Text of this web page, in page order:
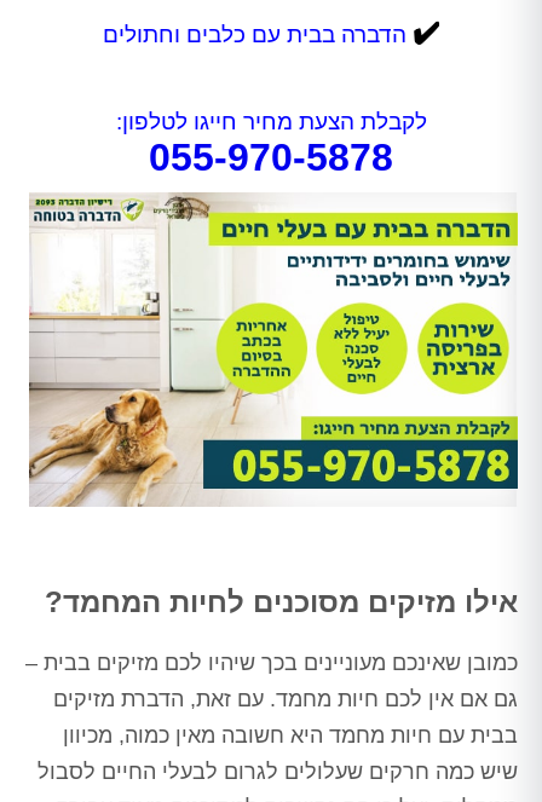
✔️ הדברה בבית עם כלבים וחתולים
לקבלת הצעת מחיר חייגו לטלפון:
055-970-5878
אילו מזיקים מסוכנים לחיות המחמד?
כמובן שאינכם מעוניינים בכך שיהיו לכם מזיקים בבית –
גם אם אין לכם חיות מחמד. עם זאת, הדברת מזיקים
בבית עם חיות מחמד היא חשובה מאין כמוה, מכיוון
שיש כמה חרקים שעלולים לגרום לבעלי החיים לסבול